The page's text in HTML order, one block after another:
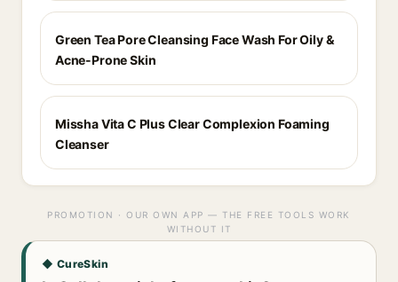
Green Tea Pore Cleansing Face Wash For Oily &
Acne-Prone Skin
Missha Vita C Plus Clear Complexion Foaming
Cleanser
PROMOTION · OUR OWN APP — THE FREE TOOLS WORK
WITHOUT IT
◆ CureSkin